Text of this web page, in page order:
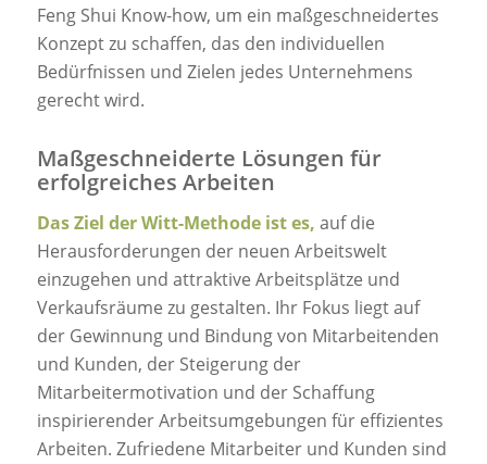
Feng Shui Know-how, um ein maßgeschneidertes
Konzept zu schaffen, das den individuellen
Bedürfnissen und Zielen jedes Unternehmens
gerecht wird.
Maßgeschneiderte Lösungen für
erfolgreiches Arbeiten
Das Ziel der Witt-Methode ist es, auf die
Herausforderungen der neuen Arbeitswelt
einzugehen und attraktive Arbeitsplätze und
Verkaufsräume zu gestalten. Ihr Fokus liegt auf
der Gewinnung und Bindung von Mitarbeitenden
und Kunden, der Steigerung der
Mitarbeitermotivation und der Schaffung
inspirierender Arbeitsumgebungen für effizientes
Arbeiten. Zufriedene Mitarbeiter und Kunden sind